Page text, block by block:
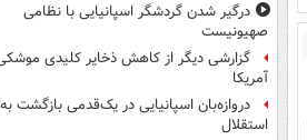
درگیر شدن گردشگر اسپانیایی با نظامی
صهیونیست
گزارشی دیگر از کاهش ذخایر کلیدی
آمریکا
دروازه‌بان اسپانیایی در یک‌قدمی بازگشت به
استقلال